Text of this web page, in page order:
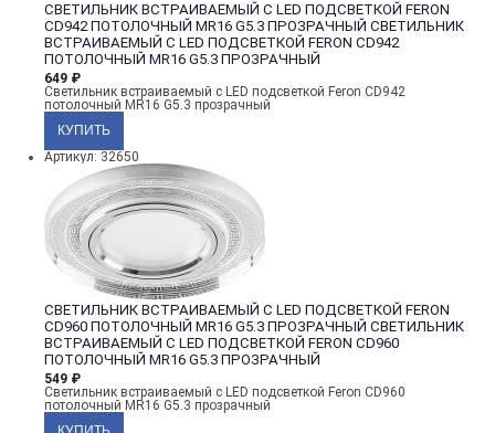
СВЕТИЛЬНИК ВСТРАИВАЕМЫЙ С LED ПОДСВЕТКОЙ FERON
CD942 ПОТОЛОЧНЫЙ MR16 G5.3 ПРОЗРАЧНЫЙ СВЕТИЛЬНИК
ВСТРАИВАЕМЫЙ С LED ПОДСВЕТКОЙ FERON CD942
ПОТОЛОЧНЫЙ MR16 G5.3 ПРОЗРАЧНЫЙ
649 ₽
Светильник встраиваемый с LED подсветкой Feron CD942
потолочный MR16 G5.3 прозрачный
Артикул: 32650
СВЕТИЛЬНИК ВСТРАИВАЕМЫЙ С LED ПОДСВЕТКОЙ FERON
CD960 ПОТОЛОЧНЫЙ MR16 G5.3 ПРОЗРАЧНЫЙ СВЕТИЛЬНИК
ВСТРАИВАЕМЫЙ С LED ПОДСВЕТКОЙ FERON CD960
ПОТОЛОЧНЫЙ MR16 G5.3 ПРОЗРАЧНЫЙ
549 ₽
Светильник встраиваемый с LED подсветкой Feron CD960
потолочный MR16 G5.3 прозрачный